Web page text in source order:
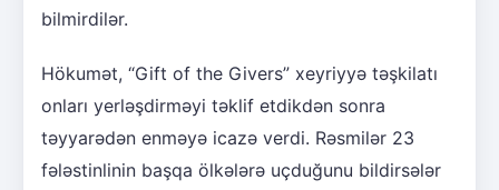
bilmirdilər.
Hökumət, “Gift of the Givers” xeyriyyə təşkilatı
onları yerləşdirməyi təklif etdikdən sonra
təyyarədən enməyə icazə verdi. Rəsmilər 23
fələstinlinin başqa ölkələrə uçduğunu bildirsələr